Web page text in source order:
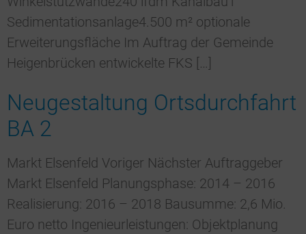
Sedimentationsanlage4.500 m² optionale
Erweiterungsfläche Im Auftrag der Gemeinde
Heigenbrücken entwickelte FKS […]
Neugestaltung Ortsdurchfahrt
BA 2
Markt Elsenfeld Voriger Nächster Auftraggeber
Markt Elsenfeld Planungsphase: 2014 – 2016
Realisierung: 2016 – 2018 Bausumme: 2,6 Mio.
Euro netto Ingenieurleistungen: Objektplanung